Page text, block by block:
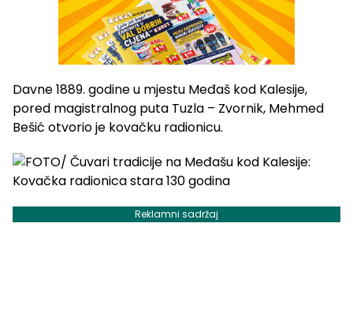
Davne 1889. godine u mjestu Međaš kod Kalesije,
pored magistralnog puta Tuzla – Zvornik, Mehmed
Bešić otvorio je kovačku radionicu.
Reklamni sadržaj